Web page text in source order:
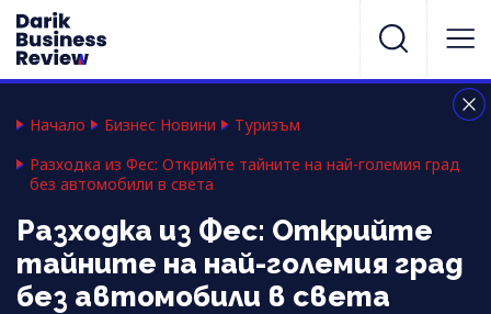
Начало Бизнес Новини
Туризъм
Разходка из Фес: Открийте тайните на най-големия град
без автомобили в света
Разходка из Фес: Открийте
тайните на най-големия град
без автомобили в света